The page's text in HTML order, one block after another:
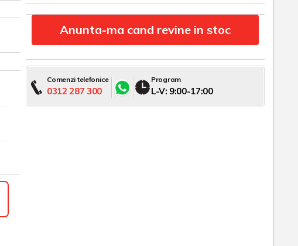
Anunta-ma cand revine in stoc
Comenzi telefonice
0312 287 300
Program
L-V: 9:00-17:00